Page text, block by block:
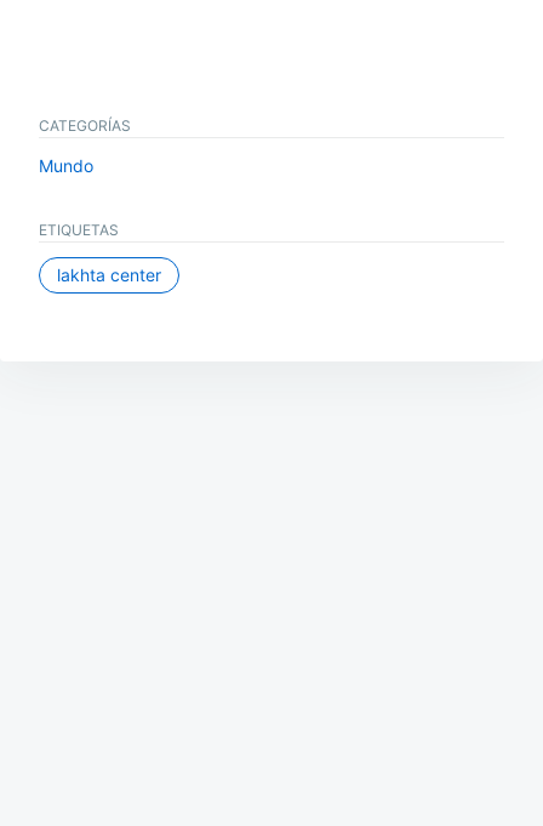
CATEGORÍAS
Mundo
ETIQUETAS
lakhta center